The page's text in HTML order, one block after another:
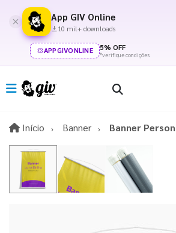
App GIV Online
10 mil+ downloads
APPGIVONLINE 5% OFF
*verifique condições
Início InícioBanner Banner